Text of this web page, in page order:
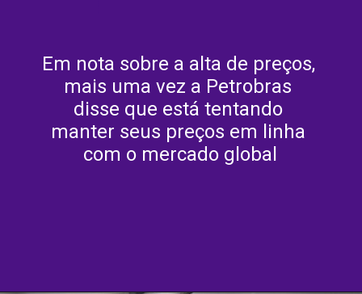
Em nota sobre a alta de preços,
mais uma vez a Petrobras
disse que está tentando
manter seus preços em linha
com o mercado global